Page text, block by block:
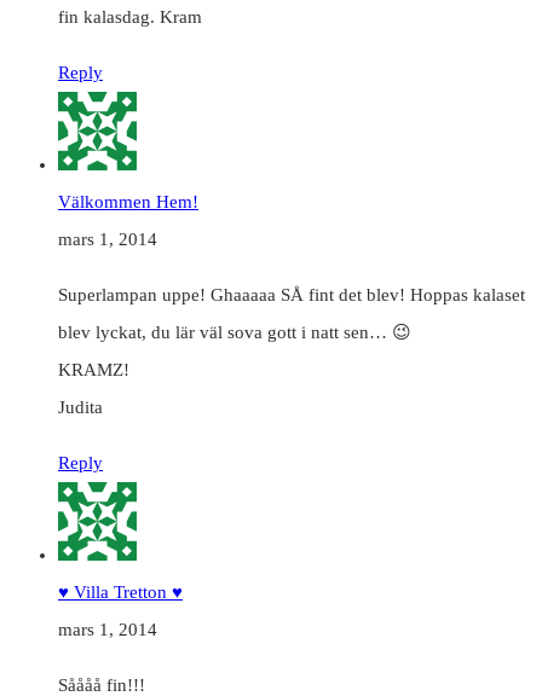
fin kalasdag. Kram
Reply
Välkommen Hem!
mars 1, 2014
Superlampan uppe! Ghaaaaa SÅ fint det blev! Hoppas kalaset
blev lyckat, du lär väl sova gott i natt sen… 😉
KRAMZ!
Judita
Reply
♥ Villa Tretton ♥
mars 1, 2014
Såååå fin!!!